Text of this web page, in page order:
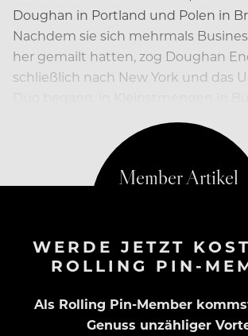
Doughan in Portland und Polen in
Nachdem sie sich mehrmals
her gemailt hatten, zog Doughan
schließlich nach New York und das
experimentieren und seine Formel
WERDE JETZT
ROLLING PIN-
Als Rolling Pin-Member
Genuss unzähliger